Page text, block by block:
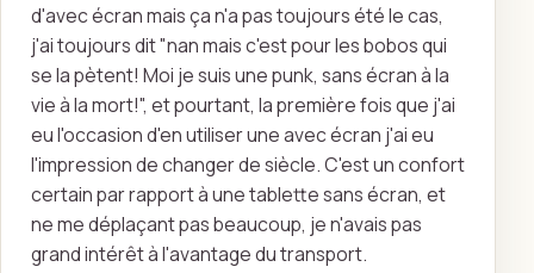
d'avec écran mais ça n'a pas toujours été le cas,
j'ai toujours dit "nan mais c'est pour les bobos qui
se la pètent! Moi je suis une punk, sans écran à la
vie à la mort!", et pourtant, la première fois que j'ai
eu l'occasion d'en utiliser une avec écran j'ai eu
l'impression de changer de siècle. C'est un confort
certain par rapport à une tablette sans écran, et
ne me déplaçant pas beaucoup, je n'avais pas
grand intérêt à l'avantage du transport.